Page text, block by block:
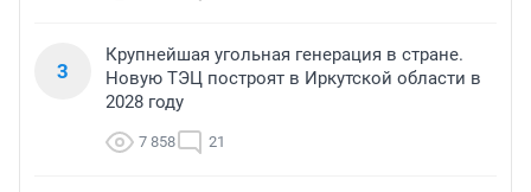
3
Крупнейшая угольная генерация в стране.
Новую ТЭЦ построят в Иркутской области в
2028 году
7 858 21